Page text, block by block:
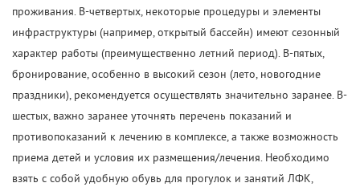
проживания. В-четвертых, некоторые процедуры и элементы
инфраструктуры (например, открытый бассейн) имеют сезонный
характер работы (преимущественно летний период). В-пятых,
бронирование, особенно в высокий сезон (лето, новогодние
праздники), рекомендуется осуществлять значительно заранее. В-
шестых, важно заранее уточнять перечень показаний и
противопоказаний к лечению в комплексе, а также возможность
приема детей и условия их размещения/лечения. Необходимо
взять с собой удобную обувь для прогулок и занятий ЛФК,